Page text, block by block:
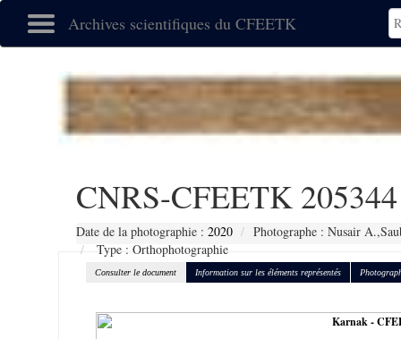
Archives scientifiques du CFEETK
CNRS-CFEETK 205344
Date de la photographie : 2020
Photographe : Nusair
Type : Orthophotographie
Consulter le document Information sur les éléments représentés